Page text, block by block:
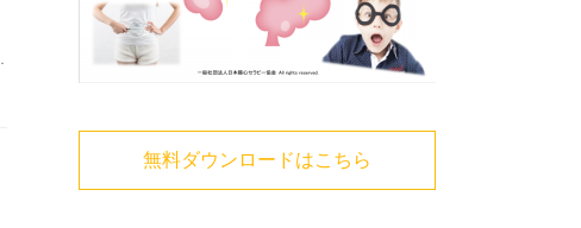
無料ダウンロードはこちら